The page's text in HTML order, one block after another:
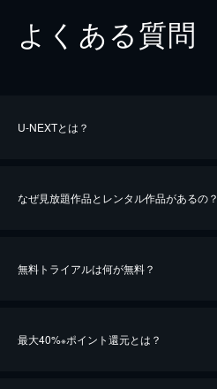
よくある質問
U-NEXTとは？
なぜ見放題作品とレンタル作品があるの？
無料トライアルは何が無料？
最大40%※ポイント還元とは？